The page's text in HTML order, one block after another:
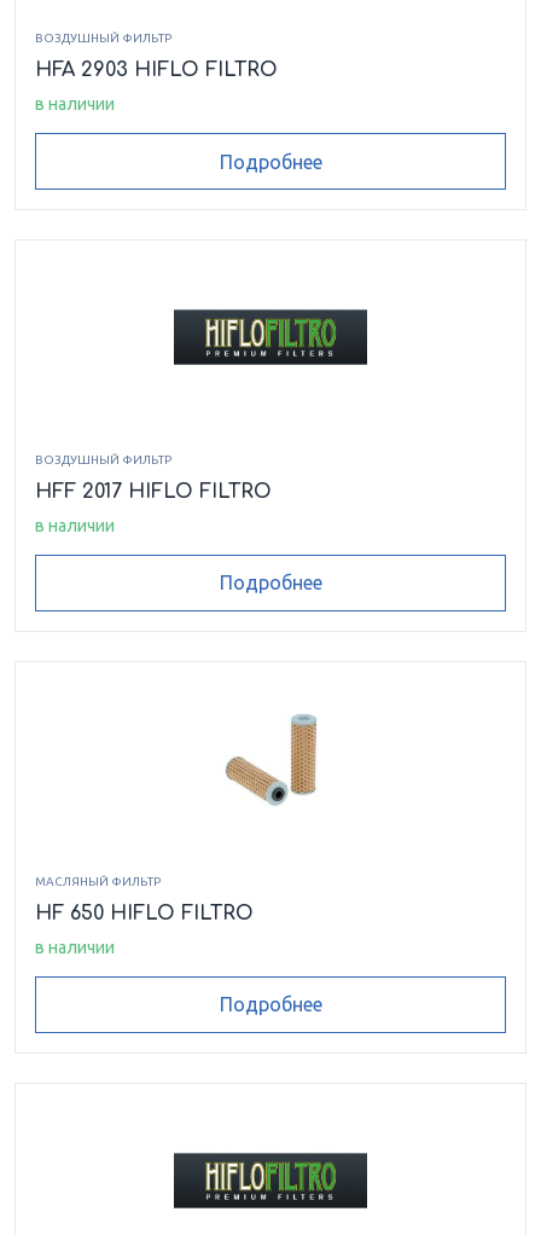
ВОЗДУШНЫЙ ФИЛЬТР
HFA 2903 HIFLO FILTRO
в наличии
Подробнее
ВОЗДУШНЫЙ ФИЛЬТР
HFF 2017 HIFLO FILTRO
в наличии
Подробнее
МАСЛЯНЫЙ ФИЛЬТР
HF 650 HIFLO FILTRO
в наличии
Подробнее